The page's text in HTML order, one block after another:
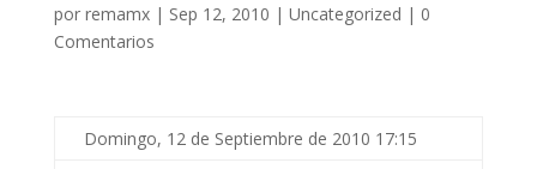
por remamx| Sep 12, 2010 | Uncategorized | 0
Comentarios
Domingo, 12 de Septiembre de 2010 17:15